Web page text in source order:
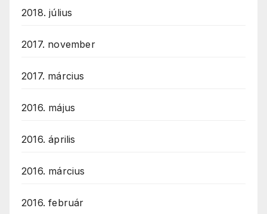
2018. július
2017. november
2017. március
2016. május
2016. április
2016. március
2016. február